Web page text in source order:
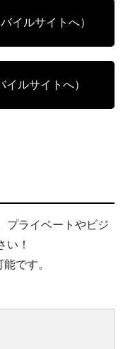
イルサイトへ）
イルサイトへ）
プライベートやビジ
い！
です。